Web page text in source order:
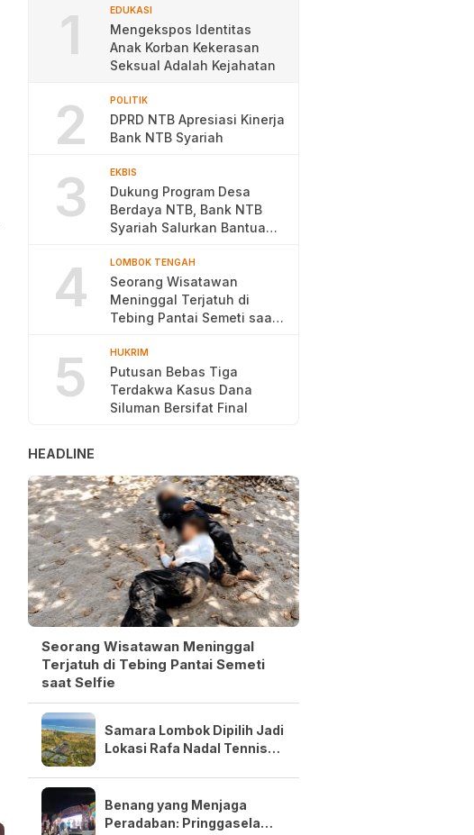
1 EDUKASI
Mengekspos Identitas
Anak Korban Kekerasan
Seksual Adalah Kejahatan
2 POLITIK
DPRD NTB Apresiasi Kinerja
Bank NTB Syariah
3 EKBIS
Dukung Program Desa
Berdaya NTB, Bank NTB
Syariah Salurkan Bantuan
4 LOMBOK TENGAH
Seorang Wisatawan
Meninggal Terjatuh di
Tebing Pantai Semeti saat
5 HUKRIM
Putusan Bebas Tiga
Terdakwa Kasus Dana
Siluman Bersifat Final
HEADLINE
Seorang Wisatawan Meninggal
Terjatuh di Tebing Pantai Semeti
saat Selfie
Samara Lombok Dipilih Jadi
Lokasi Rafa Nadal Tennis
Benang yang Menjaga
Peradaban: Pringgasela